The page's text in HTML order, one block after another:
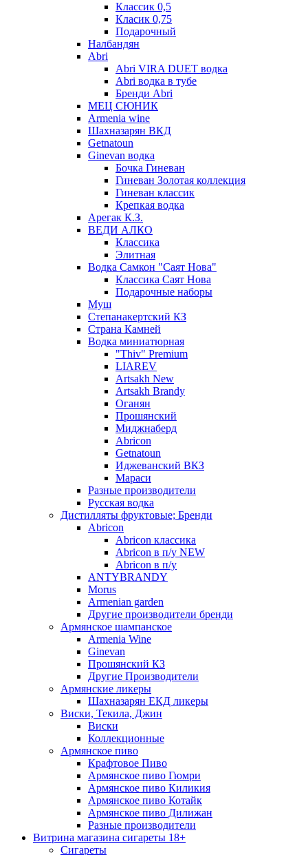
Классик 0,5
Класик 0,75
Подарочный
Налбандян
Abri
Abri VIRA DUET водка
Abri водка в тубе
Бренди Abri
МЕЦ СЮНИК
Armenia wine
Шахназарян ВКД
Getnatoun
Ginevan водка
Бочка Гиневан
Гиневан Золотая коллекция
Гиневан классик
Крепкая водка
Арегак К.З.
ВЕДИ АЛКО
Классика
Элитная
Водка Самкон "Саят Нова"
Классика Саят Нова
Подарочные наборы
Муш
Степанакертский КЗ
Страна Камней
Водка миниатюрная
"Thiv" Premium
LIAREV
Artsakh New
Artsakh Brandy
Оганян
Прошянский
Миджнаберд
Abricon
Getnatoun
Иджеванский ВКЗ
Мараси
Разные производители
Русская водка
Дистилляты фруктовые; Бренди
Abricon
Abricon классика
Abricon в п/у NEW
Abricon в п/у
ANTYBRANDY
Morus
Armenian garden
Другие производители бренди
Армянское шампанское
Armenia Wine
Ginevan
Прошянский КЗ
Другие Производители
Армянские ликеры
Шахназарян ЕКД ликеры
Виски, Текила, Джин
Виски
Коллекционные
Армянское пиво
Крафтовое Пиво
Армянское пиво Гюмри
Армянское пиво Киликия
Армянское пиво Котайк
Армянское пиво Дилижан
Разные производители
Витрина магазина сигареты 18+
Cигареты